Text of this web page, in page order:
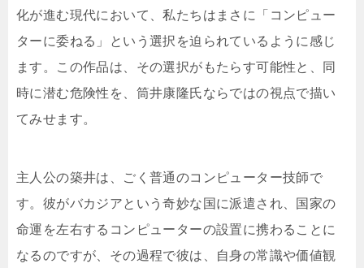
化が進む現代において、私たちはまさに「コンピュー
ターに委ねる」という選択を迫られているように感じ
ます。この作品は、その選択がもたらす可能性と、同
時に潜む危険性を、筒井康隆氏ならではの視点で描い
てみせます。
主人公の築井は、ごく普通のコンピューター技師で
す。彼がバカジアという奇妙な国に派遣され、国家の
命運を左右するコンピューターの設置に携わることに
なるのですが、その過程で彼は、自身の常識や価値観